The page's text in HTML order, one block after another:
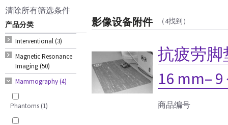
清除所有筛选条件
产品分类
Interventional (3)
Magnetic Resonance
Imaging (50)
Mammography (4)
Phantoms (1)
影像设备附件 （4找到）
抗疲劳脚
16 mm–
商品编号